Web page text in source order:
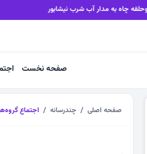
بازگشت دوحلقه چاه به مدار آب شرب
صفحه نخست
صفحه اصلی چندرسانه اجتماع